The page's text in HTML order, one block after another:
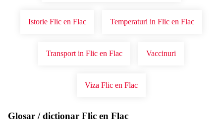
Istorie Flic en Flac Temperaturi in Flic en Flac
Transport in Flic en Flac Vaccinuri
Viza Flic en Flac
Glosar / dictionar Flic en Flac